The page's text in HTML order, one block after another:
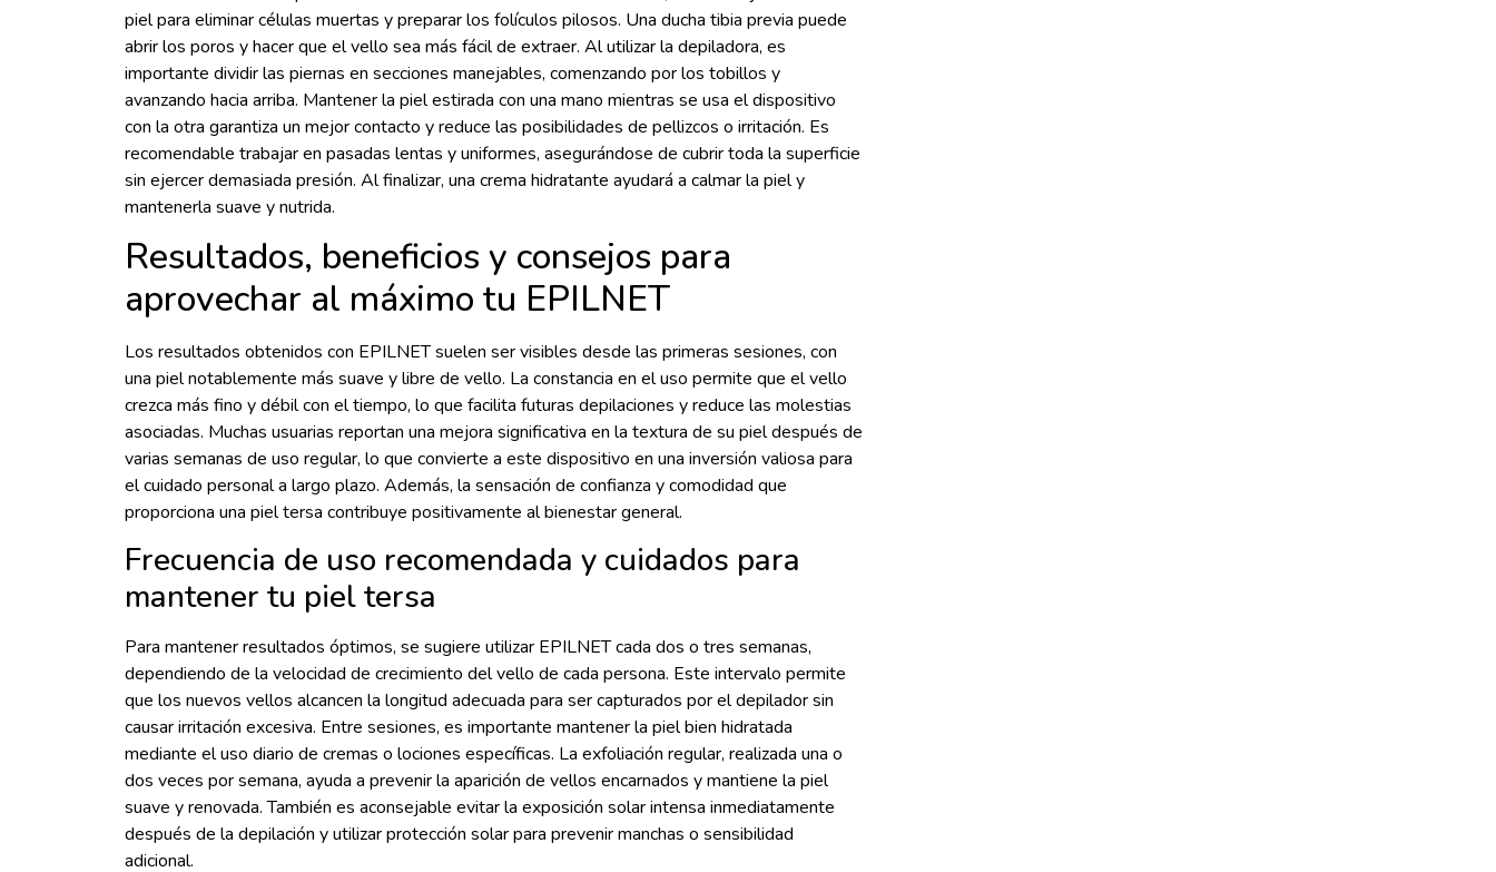
piel para eliminar células muertas y preparar los folículos pilosos. Una ducha tibia previa puede
abrir los poros y hacer que el vello sea más fácil de extraer. Al utilizar la depiladora, es
importante dividir las piernas en secciones manejables, comenzando por los tobillos y
avanzando hacia arriba. Mantener la piel estirada con una mano mientras se usa el dispositivo
con la otra garantiza un mejor contacto y reduce las posibilidades de pellizcos o irritación. Es
recomendable trabajar en pasadas lentas y uniformes, asegurándose de cubrir toda la superficie
sin ejercer demasiada presión. Al finalizar, una crema hidratante ayudará a calmar la piel y
mantenerla suave y nutrida.
Resultados, beneficios y consejos para
aprovechar al máximo tu EPILNET
Los resultados obtenidos con EPILNET suelen ser visibles desde las primeras sesiones, con
una piel notablemente más suave y libre de vello. La constancia en el uso permite que el vello
crezca más fino y débil con el tiempo, lo que facilita futuras depilaciones y reduce las molestias
asociadas. Muchas usuarias reportan una mejora significativa en la textura de su piel después de
varias semanas de uso regular, lo que convierte a este dispositivo en una inversión valiosa para
el cuidado personal a largo plazo. Además, la sensación de confianza y comodidad que
proporciona una piel tersa contribuye positivamente al bienestar general.
Frecuencia de uso recomendada y cuidados para
mantener tu piel tersa
Para mantener resultados óptimos, se sugiere utilizar EPILNET cada dos o tres semanas,
dependiendo de la velocidad de crecimiento del vello de cada persona. Este intervalo permite
que los nuevos vellos alcancen la longitud adecuada para ser capturados por el depilador sin
causar irritación excesiva. Entre sesiones, es importante mantener la piel bien hidratada
mediante el uso diario de cremas o lociones específicas. La exfoliación regular, realizada una o
dos veces por semana, ayuda a prevenir la aparición de vellos encarnados y mantiene la piel
suave y renovada. También es aconsejable evitar la exposición solar intensa inmediatamente
después de la depilación y utilizar protección solar para prevenir manchas o sensibilidad
adicional.